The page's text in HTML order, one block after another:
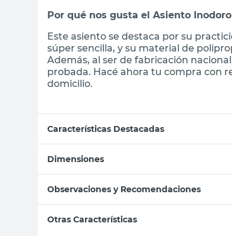
Por qué nos gusta el Asiento
Este asiento se destaca por su
súper sencilla, y su material de
Además, al ser de fabricación
probada. Hacé ahora tu compra con
domicilio.
Características Destacadas
Dimensiones
Observaciones y Recomendaciones
Otras Características